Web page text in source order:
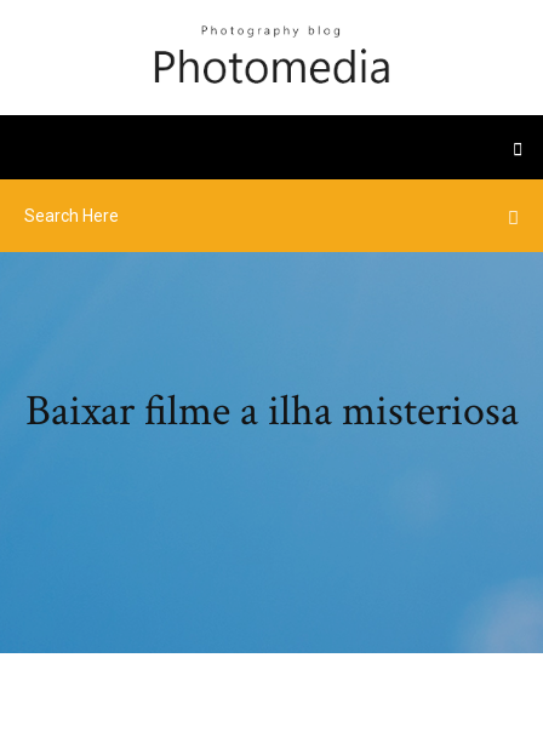
Baixar filme a ilha misteriosa